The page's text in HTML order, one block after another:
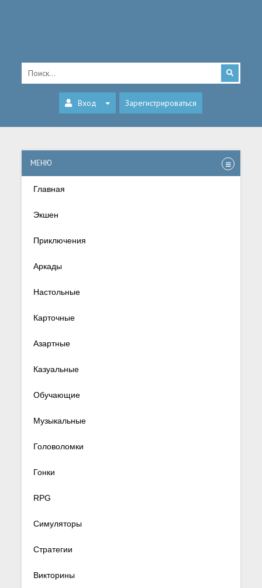
Вход Зарегистрироваться
МЕНЮ
Главная
Экшен
Приключения
Аркады
Настольные
Карточные
Азартные
Казуальные
Обучающие
Музыкальные
Головоломки
Гонки
RPG
Симуляторы
Стратегии
Викторины